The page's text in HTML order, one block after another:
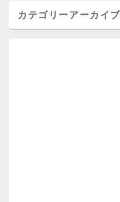
カテゴリーアーカイ